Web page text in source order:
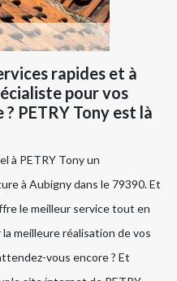
rapides et à
pour vos
PETRY Tony est là
à PETRY Tony un
à Aubigny dans le 79390. Et
le meilleur service tout en
meilleure réalisation de vos
vous encore ? Et